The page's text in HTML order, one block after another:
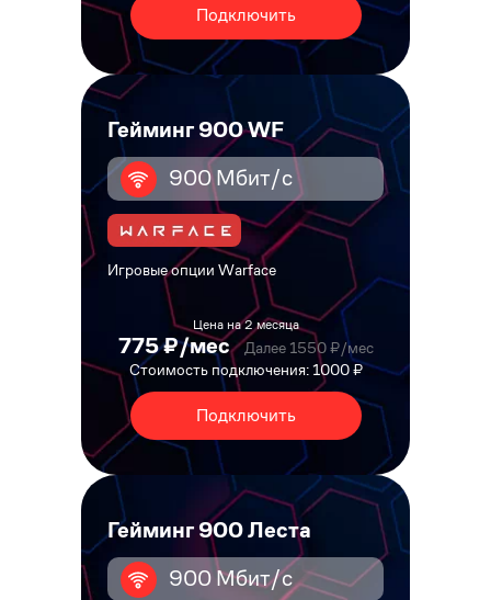
Подключить
Гейминг 900 WF
900 Мбит/с
Игровые опции Warface
Цена на 2 месяца
775 ₽/мес
Далее 1550 ₽/мес
Стоимость подключения: 1000 ₽
Подключить
Гейминг 900 Леста
900 Мбит/с